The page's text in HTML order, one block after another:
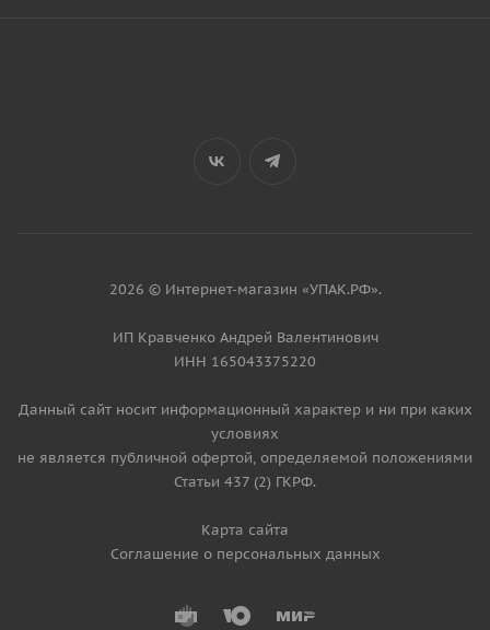
2026 © Интернет-магазин «УПАК.РФ».
ИП Кравченко Андрей Валентинович
ИНН 165043375220
Данный сайт носит информационный характер и ни при каких
условиях
не является публичной офертой, определяемой положениями
Статьи 437 (2) ГКРФ.
Карта сайта
Соглашение о персональных данных